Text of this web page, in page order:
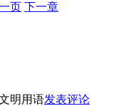
页 下一章
明用语发表评论